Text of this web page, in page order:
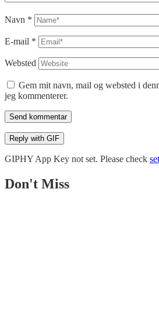
Navn *
E-mail *
Websted
Gem mit navn, mail og websted i
jeg kommenterer.
Send kommentar
Reply with GIF
GIPHY App Key not set. Please check
Don't Miss